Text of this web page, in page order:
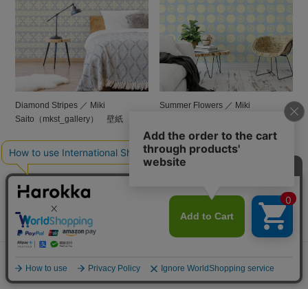
Diamond Stripes ／ Miki
Saito（mkst_gallery） 壁紙
¥9,900 (税込 ¥10,890)
Summer Flowers ／ Miki
¥9,900 (税込 ¥10,890)
ご利用ガイド
クレジットカード決済、PayPay、楽天ペイ、Amazon Pay、d払い、